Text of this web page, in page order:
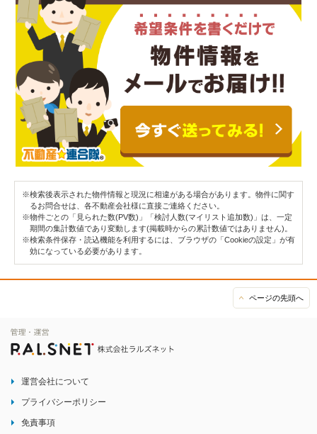
※検索後表示された物件情報と現況に相違がある場合があります。物件に関す
るお問合せは、各不動産会社様に直接ご連絡ください。
※物件ごとの「見られた数(PV数)」「検討人数(マイリスト追加数)」は、一定
期間の集計数値であり変動します(掲載時からの累計数値ではありません)。
※検索条件保存・読込機能を利用するには、ブラウザの「Cookieの設定」が有
効になっている必要があります。
ページの先頭へ
運営会社について
プライバシーポリシー
免責事項